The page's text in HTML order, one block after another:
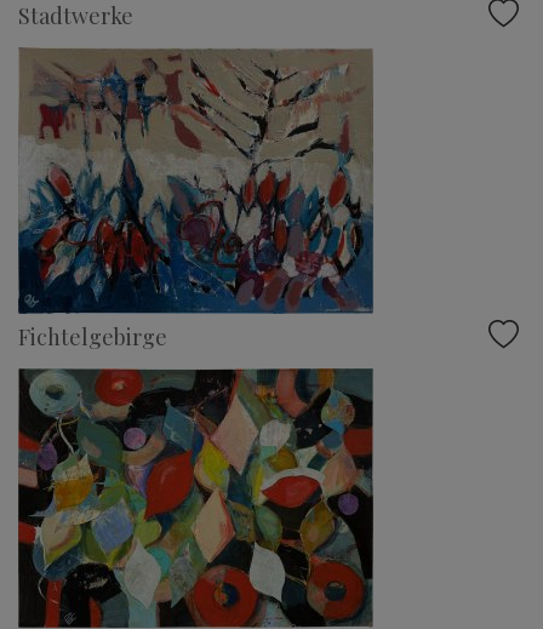
Stadtwerke
Fichtelgebirge